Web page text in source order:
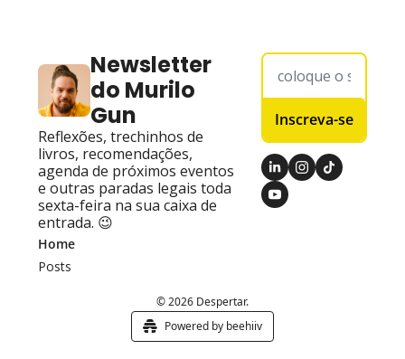
Newsletter
do Murilo
Gun
Reflexões, trechinhos de
livros, recomendações,
agenda de próximos eventos
e outras paradas legais toda
sexta-feira na sua caixa de
entrada. 😉
Inscreva-se
Home
Posts
© 2026 Despertar.
Powered by beehiiv